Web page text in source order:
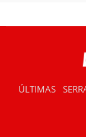
ÚLTIMAS